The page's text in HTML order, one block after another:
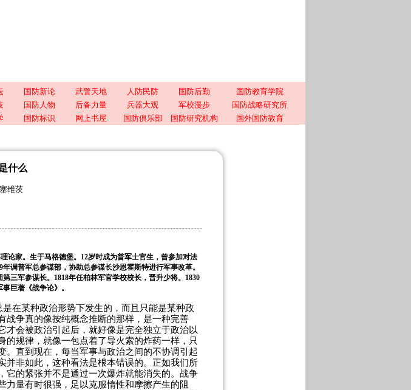
国防新论 武警天地 人防民防 国防后勤
国防教育学院
国防人物 后备力量 兵器大观 军校漫步
国防战略研究所
国防标识 网上书屋 国防俱乐部 国防研究机构 国外国防教育
什么
维茨
论家。生于马格德堡。 12岁时成为普军士官生，曾参加对法
年调普军总参谋部，协助总参谋长沙恩霍斯特进行军事改革。
三军参谋长。 1818年任柏林军官学校校长，晋升少将。 1830
巨著《战争论》。
在某种政治形势下发生的，而且只能是某种政
战争真的像按纯概念推断的那样，是一种完善
才会被政治引起后，就好像是完全独立于政治以
规律，就像一包点着了导火索的炸药一样，只
。直到现在，每当军事与政治之间的不协调引起
并非如此，这种看法是根本错误的。正如我们所
它的紧张并不是通过一次爆炸就能消失的。战争
量有时很强，足以克服惰性和摩擦产生的阻